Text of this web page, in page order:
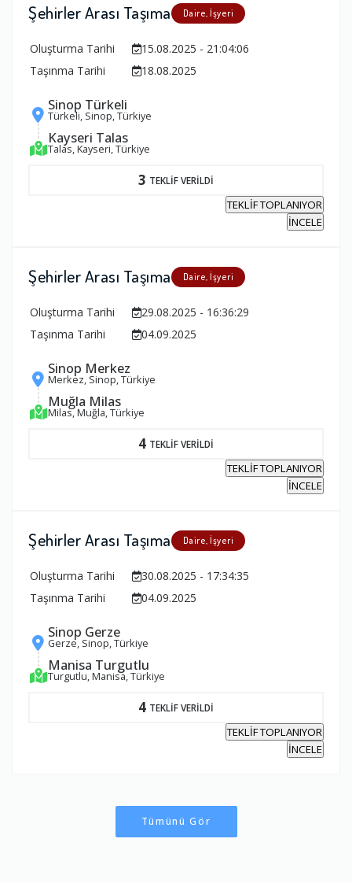
Şehirler Arası Taşıma Daire, İşyeri
Oluşturma Tarihi
15.08.2025 - 21:04:06
Taşınma Tarihi
18.08.2025
Sinop Türkeli
Türkeli, Sinop, Türkiye
Kayseri Talas
Talas, Kayseri, Türkiye
3 TEKLİF VERİLDİ
TEKLİF TOPLANIYOR
İNCELE
Şehirler Arası Taşıma Daire, İşyeri
Oluşturma Tarihi
29.08.2025 - 16:36:29
Taşınma Tarihi
04.09.2025
Sinop Merkez
Merkez, Sinop, Türkiye
Muğla Milas
Milas, Muğla, Türkiye
4 TEKLİF VERİLDİ
TEKLİF TOPLANIYOR
İNCELE
Şehirler Arası Taşıma Daire, İşyeri
Oluşturma Tarihi
30.08.2025 - 17:34:35
Taşınma Tarihi
04.09.2025
Sinop Gerze
Gerze, Sinop, Türkiye
Manisa Turgutlu
Turgutlu, Manisa, Türkiye
4 TEKLİF VERİLDİ
TEKLİF TOPLANIYOR
İNCELE
Tümünü Gör